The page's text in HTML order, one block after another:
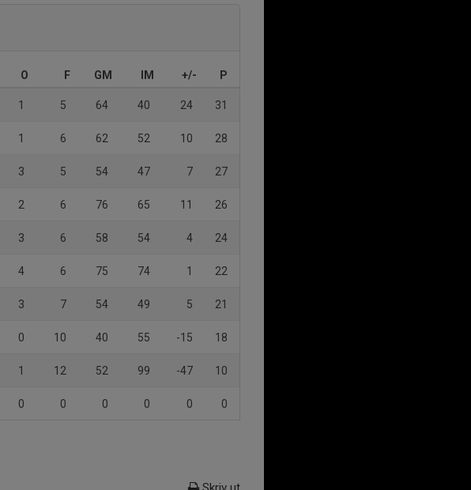
O F GM IM +/- P
1 5 64 40 24 31
1 6 62 52 10 28
3 5 54 47 7 27
2 6 76 65 11 26
3 6 58 54 4 24
4 6 75 74 1 22
3 7 54 49 5 21
0 10 40 55 -15 18
1 12 52 99 -47 10
0 0 0 0 0 0